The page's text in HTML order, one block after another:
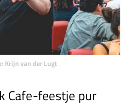
Krijn van der Lugt
Cafe-feestje pur